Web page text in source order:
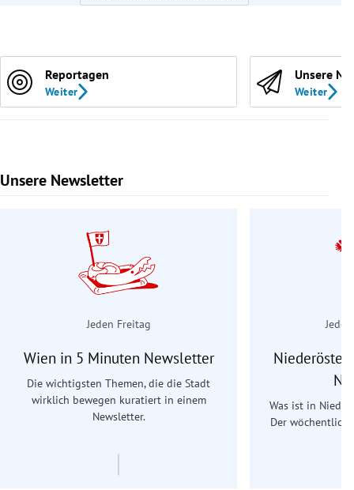
Reportagen
Weiter
Unsere
Weiter
Unsere Newsletter
Slide 1 von 9
Jeden Freitag
Wien in 5 Minuten Newsletter
Die wichtigsten Themen, die die Stadt
wirklich bewegen kuratiert in einem
Newsletter.
Was ist in
Der